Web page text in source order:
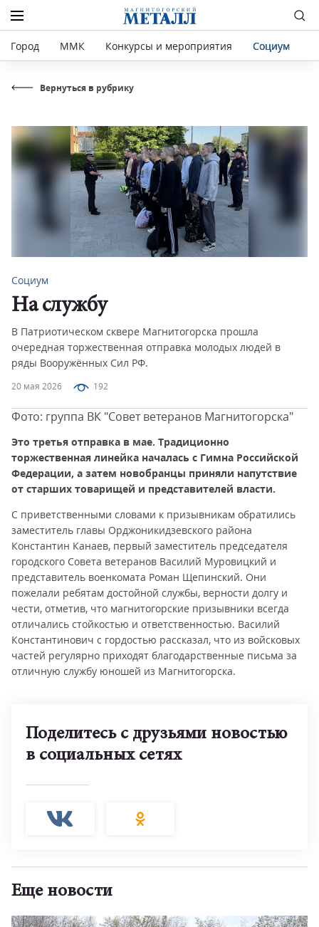
Город ММК Конкурсы и мероприятия Социум
Вернуться в рубрику
20 мая 2026 192
Социум
На службу
В Патриотическом сквере Магнитогорска прошла
очередная торжественная отправка молодых людей в
ряды Вооружённых Сил РФ.
Фото: группа ВК "Совет ветеранов Магнитогорска"
Это третья отправка в мае. Традиционно
торжественная линейка началась с Гимна Российской
Федерации, а затем новобранцы приняли напутствие
от старших товарищей и представителей власти.
С приветственными словами к призывникам обратились
заместитель главы Орджоникидзевского района
Константин Канаев, первый заместитель председателя
городского Совета ветеранов Василий Муровицкий и
представитель военкомата Роман Щепинский. Они
пожелали ребятам достойной службы, верности долгу и
чести, отметив, что магнитогорские призывники всегда
отличались стойкостью и ответственностью. Василий
Константинович с гордостью рассказал, что из войсковых
частей регулярно приходят благодарственные письма за
отличную службу юношей из Магнитогорска.
Поделитесь с друзьями новостью
в социальных сетях
Еще новости